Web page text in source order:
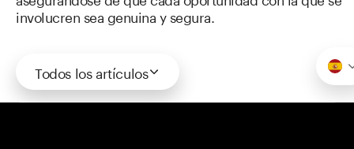
involucren sea genuina y segura.
Todos los artículos